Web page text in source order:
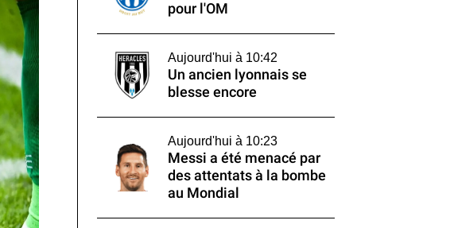
pour l'OM
Aujourd'hui à 10:42
Un ancien lyonnais se
blesse encore
Aujourd'hui à 10:23
Messi a été menacé par
des attentats à la bombe
au Mondial